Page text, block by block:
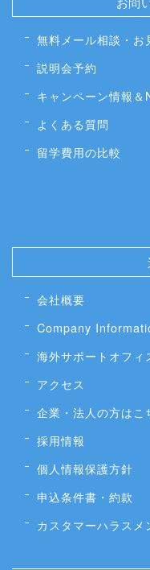
無料メール相談・お
説明会予約
キャンペーン情報＆
よくある質問
留学費用の比較
会社概要
Company
海外サポートオフィ
アクセス
企業・法人の方はこ
採用情報
個人情報保護方針
申込条件書・約款
カスタマーハラス